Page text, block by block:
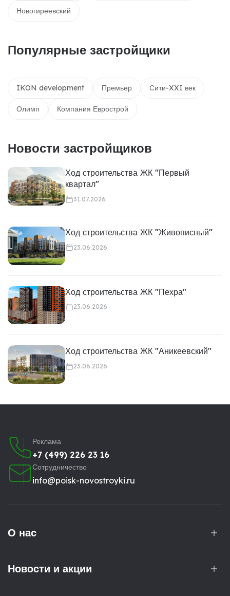
Новогиреевский
Популярные застройщики
IKON development Премьер Сити-XXI век
Олимп Компания Еврострой
Новости застройщиков
Ход строительства ЖК "Первый
квартал"
31.07.2026
Ход строительства ЖК "Живописный"
23.06.2026
Ход строительства ЖК "Пехра"
23.06.2026
Ход строительства ЖК "Аникеевский"
23.06.2026
Реклама
+7 (499) 226 23 16
Сотрудничество
info@poisk-novostroyki.ru
О нас
Новости и акции